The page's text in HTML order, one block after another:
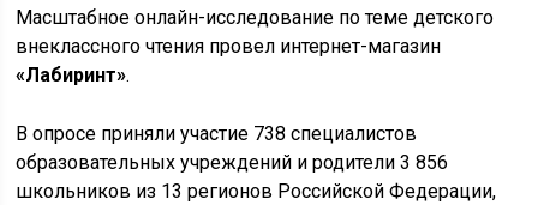
Масштабное онлайн-исследование по теме детского
внеклассного чтения провел интернет-магазин
«Лабиринт».
В опросе приняли участие 738 специалистов
образовательных учреждений и родители 3 856
школьников из 13 регионов Российской Федерации,